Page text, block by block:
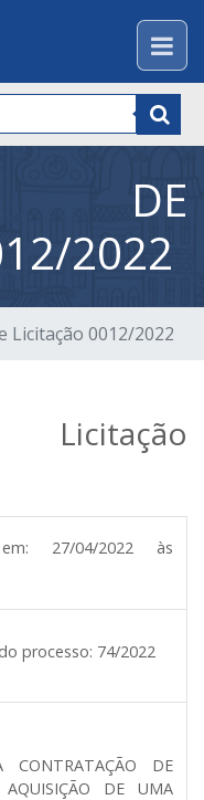
DE
2022
Licitação 0012/2022
27/04/2022 às
processo: 74/2022
CONTRATAÇÃO DE
AQUISIÇÃO DE UMA